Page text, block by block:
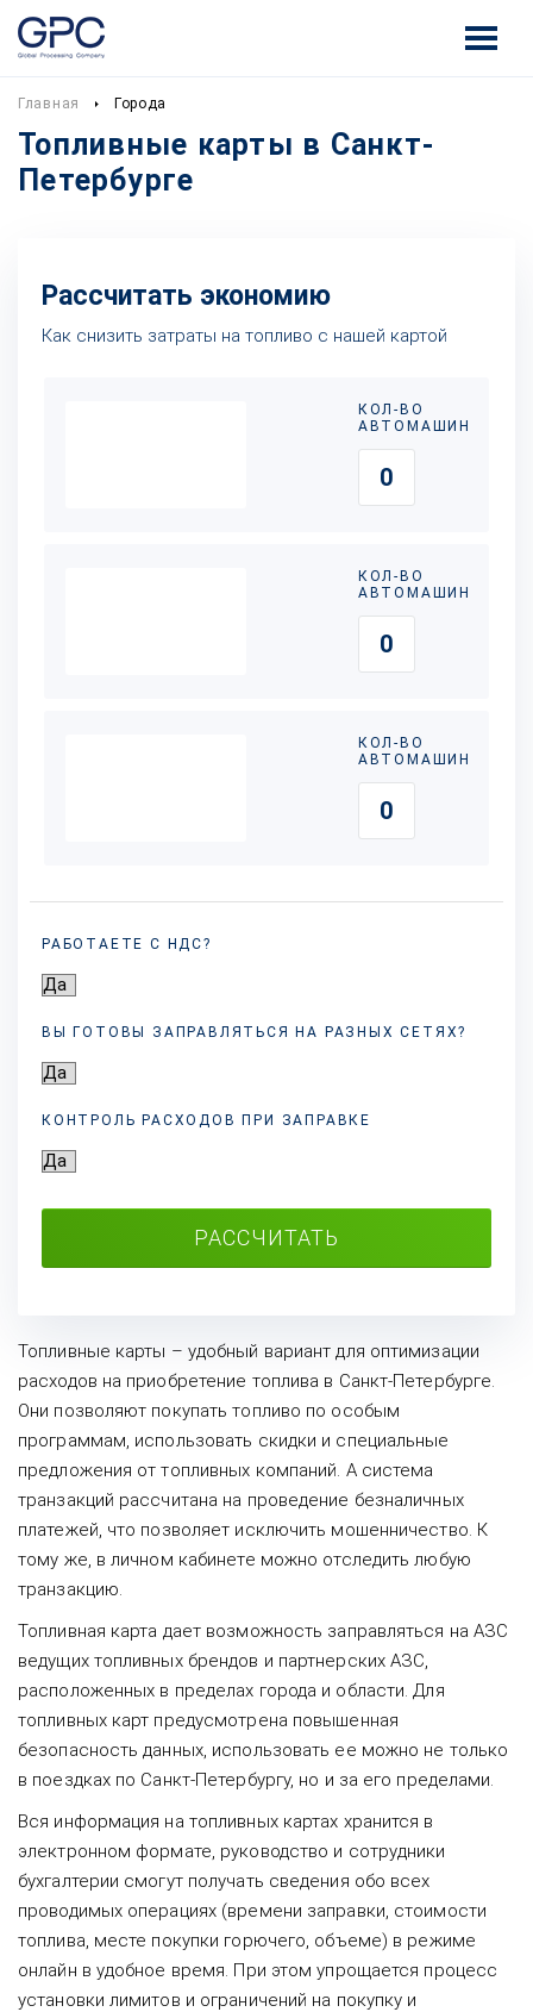
Главная Города
Топливные карты в Санкт-
Петербурге
Рассчитать экономию
Как снизить затраты на топливо с нашей картой
КОЛ-ВО
АВТОМАШИН
КОЛ-ВО
АВТОМАШИН
КОЛ-ВО
АВТОМАШИН
РАБОТАЕТЕ С НДС?
ВЫ ГОТОВЫ ЗАПРАВЛЯТЬСЯ НА РАЗНЫХСЕТЯХ?
КОНТРОЛЬ РАСХОДОВ ПРИ ЗАПРАВКЕ
РАССЧИТАТЬ
Топливные карты – удобный вариант для оптимизации
расходов на приобретение топлива в Санкт-Петербурге.
Они позволяют покупать топливо по особым
программам, использовать скидки и специальные
предложения от топливных компаний. А система
транзакций рассчитана на проведение безналичных
платежей, что позволяет исключить мошенничество. К
тому же, в личном кабинете можно отследить любую
транзакцию.
Топливная карта дает возможность заправляться на АЗС
ведущих топливных брендов и партнерских АЗС,
расположенных в пределах города и области. Для
топливных карт предусмотрена повышенная
безопасность данных, использовать ее можно не только
в поездках по Санкт-Петербургу, но и за его пределами.
Вся информация на топливных картах хранится в
электронном формате, руководство и сотрудники
бухгалтерии смогут получать сведения обо всех
проводимых операциях (времени заправки, стоимости
топлива, месте покупки горючего, объеме) в режиме
онлайн в удобное время. При этом упрощается процесс
установки лимитов и ограничений на покупку и